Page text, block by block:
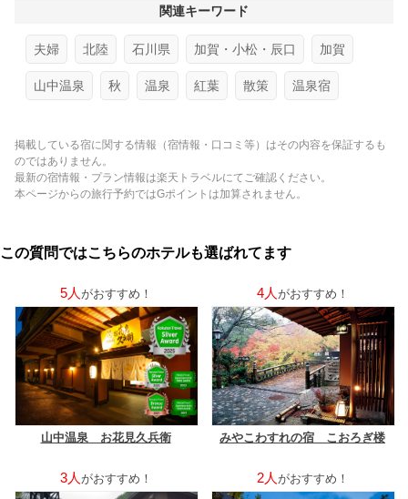
関連キーワード
夫婦 北陸 石川県 加賀・小松・辰口 加賀
山中温泉 秋 温泉 紅葉 散策 温泉宿
掲載している宿に関する情報（宿情報・口コミ等）はその内容を保証するも
のではありません。
最新の宿情報・プラン情報は楽天トラベルにてご確認ください。
本ページからの旅行予約ではGポイントは加算されません。
この質問ではこちらのホテルも選ばれてます
5人 がおすすめ！
山中温泉 お花見久兵衛
4人 がおすすめ！
みやこわすれの宿 こおろぎ楼
3人 がおすすめ！ 2人 がおすすめ！